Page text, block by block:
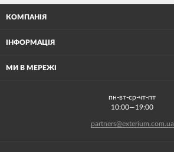
КОМПАНІЯ
ІНФОРМАЦІЯ
МИ В МЕРЕЖІ
пн-вт-ср-чт-пт
10:00—19:00
partners@exterium.com.ua